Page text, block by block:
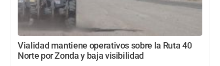
Vialidad mantiene operativos sobre la Ruta 40
Norte por Zonda y baja visibilidad